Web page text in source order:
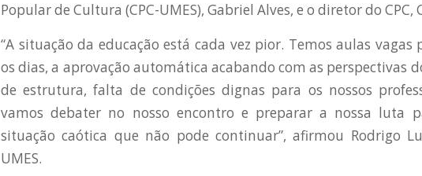
Popular de Cultura (CPC-UMES), Gabriel Alves, e o diretor do CPC,
“A situação da educação está cada vez pior. Temos aulas
os dias, a aprovação automática acabando com as perspectivas
de estrutura, falta de condições dignas para os nossos
vamos debater no nosso encontro e preparar a nossa luta
situação caótica que não pode continuar”, afirmou Rodrigo
UMES.